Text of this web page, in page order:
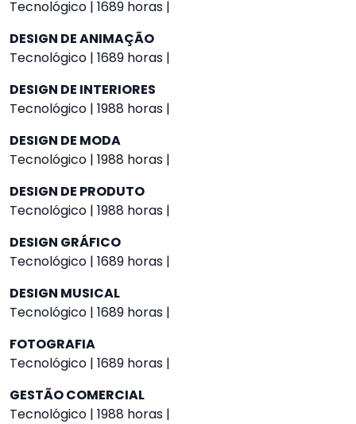
Tecnológico | 1689 horas |
DESIGN DE ANIMAÇÃO
Tecnológico | 1689 horas |
DESIGN DE INTERIORES
Tecnológico | 1988 horas |
DESIGN DE MODA
Tecnológico | 1988 horas |
DESIGN DE PRODUTO
Tecnológico | 1988 horas |
DESIGN GRÁFICO
Tecnológico | 1689 horas |
DESIGN MUSICAL
Tecnológico | 1689 horas |
FOTOGRAFIA
Tecnológico | 1689 horas |
GESTÃO COMERCIAL
Tecnológico | 1988 horas |